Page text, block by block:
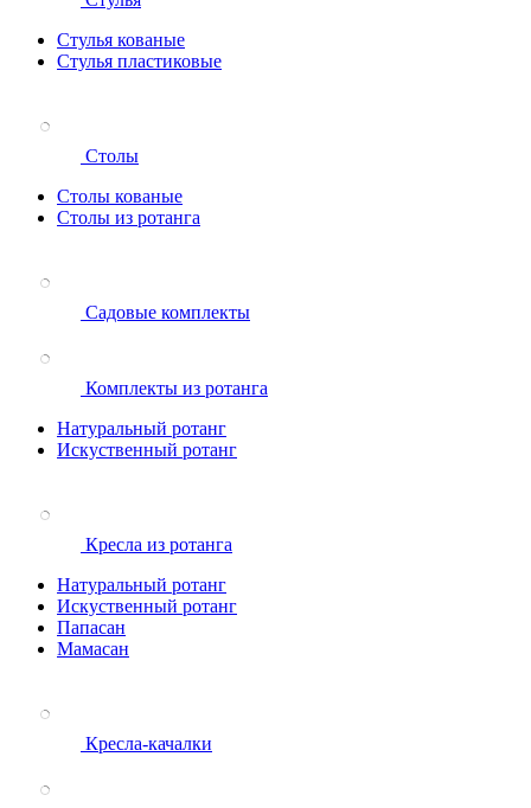
Стулья кованые
Стулья пластиковые
Столы
Столы кованые
Столы из ротанга
Садовые комплекты
Комплекты из ротанга
Натуральный ротанг
Искуственный ротанг
Кресла из ротанга
Натуральный ротанг
Искуственный ротанг
Папасан
Мамасан
Кресла-качалки